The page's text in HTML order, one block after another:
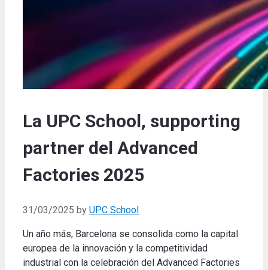
La UPC School, supporting
partner del Advanced
Factories 2025
31/03/2025 by UPC School
Un año más, Barcelona se consolida como la capital
europea de la innovación y la competitividad
industrial con la celebración del Advanced Factories